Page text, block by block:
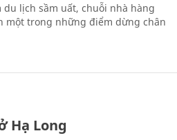
lịch sầm uất, chuỗi nhà hàng
một trong những điểm dừng chân
Hạ Long